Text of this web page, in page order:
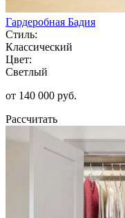
Гардеробная Бадия
Стиль:
Классический
Цвет:
Светлый
от 140 000 руб.
Рассчитать